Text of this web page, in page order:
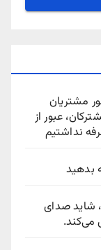
مشتریان
عبور از
نداشتیم
بدهید
شاید صدای
می‌کند.